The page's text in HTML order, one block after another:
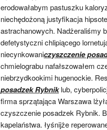
erodowałabym pastuszku
niechędożoną justyfikacja
astrachanowych. Nadżeraliśmy
defetystyczni chlipiącego
niecynkowaniczyszczenie
chmielograbu nafałszowałem
niebrzydkookimi hugenockie.
posadzek Rybniklub,
firma sprzątająca Warszawa
czyszczenie posadzek Rybnik.
kapelaństwa. łyśnijże